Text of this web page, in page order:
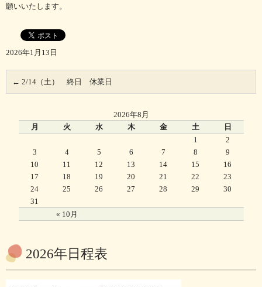
願いいたします。
2026年1月13日
← 2/14（土） 終日 休業日
2026年8月
月
火 水 木 金 土 日
« 10月
1
2
3
4 5 6 7 8
9
10
11 12 13 14 15
16
17
18 19 20 21 22
23
24
25 26 27 28 29
30
31
2026年日程表